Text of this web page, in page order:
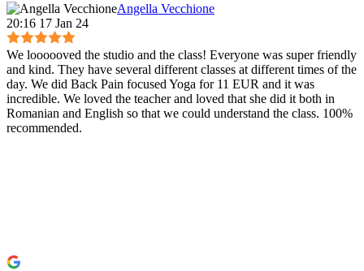
Angella Vecchione
20:16 17 Jan 24
We loooooved the studio and the class! Everyone was super friendly
and kind. They have several different classes at different times of the
day. We did Back Pain focused Yoga for 11 EUR and it was
incredible. We loved the teacher and loved that she did it both in
Romanian and English so that we could understand the class. 100%
recommended.